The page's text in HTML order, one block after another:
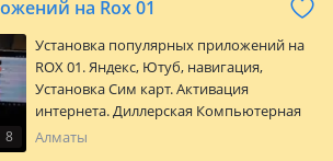
головного света! Устранение
Би линз всегда всё есть в…
на Rox 01
8
Установка популярных приложений на
ROX 01. Яндекс, Ютуб, навигация,
Установка Сим карт. Активация
интернета. Диллерская Компьютерная
диагностика. Обновление Прошивки
Алматы